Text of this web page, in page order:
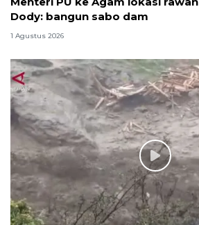
Dody: bangun sabo dam
1 Agustus 2026